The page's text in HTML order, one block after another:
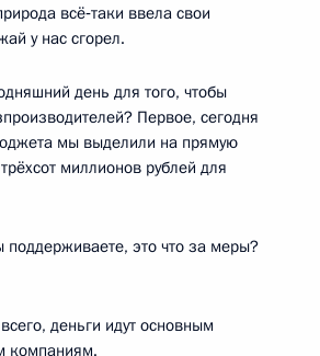
всё‑таки ввела свои
у нас сгорел.
день для того, чтобы
Первое, сегодня
мы выделили на прямую
миллионов рублей для
поддерживаете, это что за меры?
деньги идут основным
компаниям.